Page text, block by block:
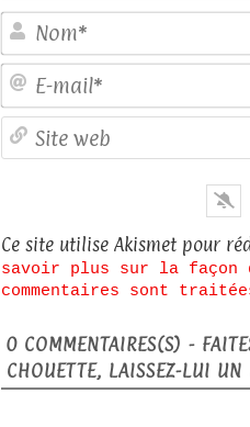
Ce site utilise Akismet pour
savoir plus sur la façon
commentaires sont
0 COMMENTAIRES(S) -
CHOUETTE, LAISSEZ-LUI UN